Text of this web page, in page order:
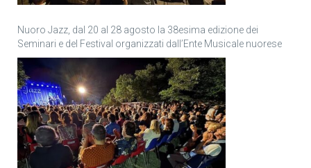
Nuoro Jazz, dal 20 al 28 agosto la 38esima edizione dei
Seminari e del Festival organizzati dall’Ente Musicale nuorese